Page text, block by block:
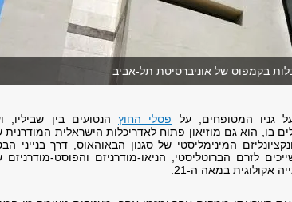
בקמפוס של אוניברסיטת תל-אביב
גניו המטופחים, על פסלי החוץ הנטועים בין שביליו,
בו, הוא גם מוזיאון פתוח לאדריכלות הישראלית המודרנית
המינימליסטי של סגנון הבאוהאוס, דרך בנייני
לזרם הברוטליסטי, הניאו-מודרניזם והפוסט-מודרניזם
אקולוגית במאה ה-21.